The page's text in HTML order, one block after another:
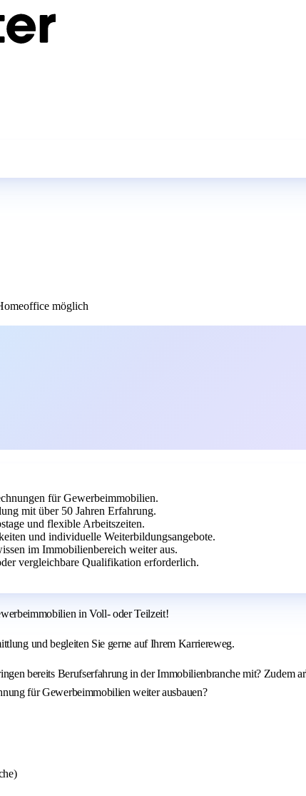
möglich
für Gewerbeimmobilien.
mit über 50 Jahren Erfahrung.
und flexible Arbeitszeiten.
und individuelle Weiterbildungsangebote.
im Immobilienbereich weiter aus.
vergleichbare Qualifikation erforderlich.
in Voll- oder Teilzeit!
und begleiten Sie gerne auf Ihrem Karriereweg.
bereits Berufserfahrung in der Immobilienbranche mit? Zudem
für Gewerbeimmobilien weiter ausbauen?